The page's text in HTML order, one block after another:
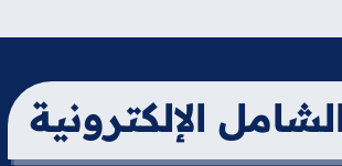
الإلكترونية